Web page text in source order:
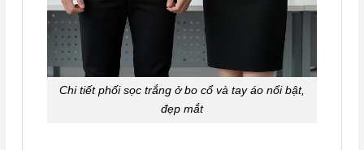
Chi tiết phối sọc trắng ở bo cổ và tay áo nổi bật,
đẹp mắt